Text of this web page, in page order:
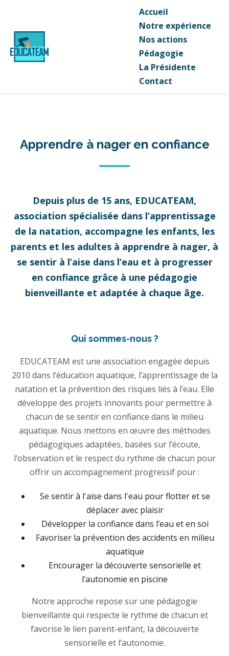
Accueil
Notre expérience
Nos actions
Pédagogie
La Présidente
Contact
Apprendre à nager en confiance
Depuis plus de 15 ans, EDUCATEAM,
association spécialisée dans l’apprentissage
de la natation, accompagne les enfants, les
parents et les adultes à apprendre à nager, à
se sentir à l’aise dans l’eau et à progresser
en confiance grâce à une pédagogie
bienveillante et adaptée à chaque âge.
Qui sommes-nous ?
EDUCATEAM est une association engagée depuis
2010 dans l’éducation aquatique, l’apprentissage de la
natation et la prévention des risques liés à l’eau. Elle
développe des projets innovants pour permettre à
chacun de se sentir en confiance dans le milieu
aquatique. Nous mettons en œuvre des méthodes
pédagogiques adaptées, basées sur l’écoute,
l’observation et le respect du rythme de chacun pour
offrir un accompagnement progressif pour :
Se sentir à l'aise dans l'eau pour flotter et se
déplacer avec plaisir
Développer la confiance dans l’eau et en soi
Favoriser la prévention des accidents en milieu
aquatique
Encourager la découverte sensorielle et
l’autonomie en piscine
Notre approche repose sur une pédagogie
bienveillante qui respecte le rythme de chacun et
favorise le lien parent-enfant, la découverte
sensorielle et l’autonomie.